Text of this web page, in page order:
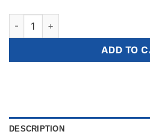
báo giá cổng gang đúc quantity
ADD TO
DESCRIPTION